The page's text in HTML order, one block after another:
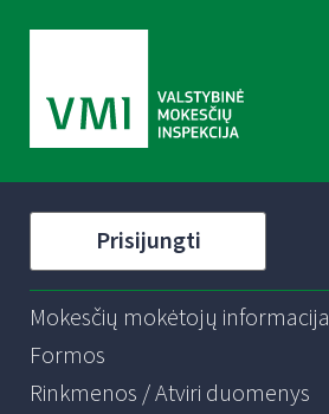
Prisijungti
Mokesčių mokėtojų informacija
Formos
Rinkmenos / Atviri duomenys